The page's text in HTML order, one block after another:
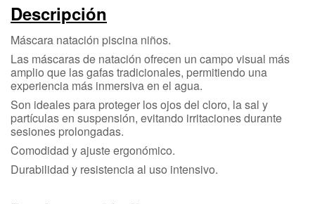
Descripción
Máscara natación piscina niños.
Las máscaras de natación ofrecen un campo visual más
amplio que las gafas tradicionales, permitiendo una
experiencia más inmersiva en el agua.
Son ideales para proteger los ojos del cloro, la sal y
partículas en suspensión, evitando irritaciones durante
sesiones prolongadas.
Comodidad y ajuste ergonómico.
Durabilidad y resistencia al uso intensivo.